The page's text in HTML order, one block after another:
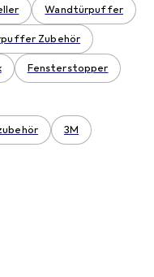
Wandtürpuffer
Zubehör
Fensterstopper
3M